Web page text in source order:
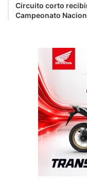
Circuito corto
Campeonato